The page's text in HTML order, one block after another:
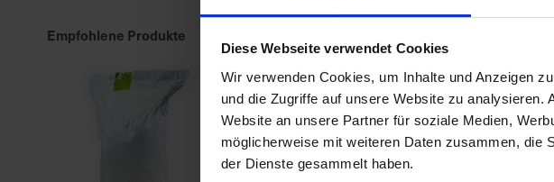
Diese Webseite verwendet Cookies
Wir verwenden Cookies, um Inhalte und Anzeigen
und die Zugriffe auf unsere Website zu
Website an unsere Partner für soziale Medien,
möglicherweise mit weiteren Daten zusammen, die
der Dienste gesammelt haben.
Empfohlene Produkte